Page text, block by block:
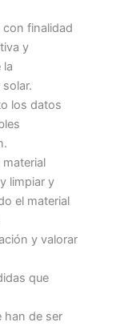
finalidad
y
la
los datos
limpiar y
el material
y valorar
que
han de ser